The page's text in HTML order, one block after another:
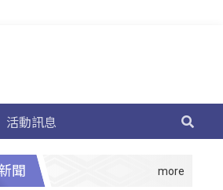
活動訊息
聞